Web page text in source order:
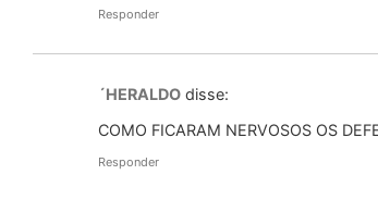
Responder
´HERALDO disse:
COMO FICARAM NERVOSOS OS
Responder